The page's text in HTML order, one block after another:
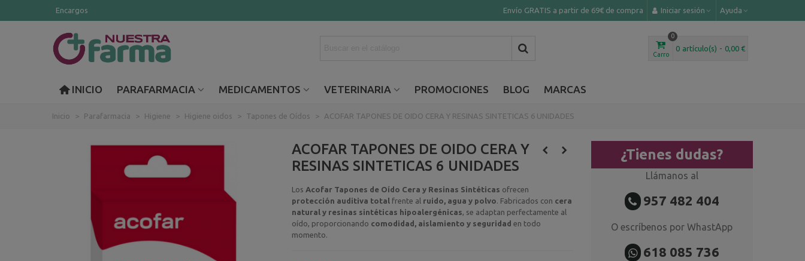
Encargos Envío GRATIS a partir de 69€ de compra Iniciar sesión Ayuda
Carro
0
0 artículo(s) - 0,00 €
INICIO PARAFARMACIA MEDICAMENTOS VETERINARIA PROMOCIONES BLOG MARCAS
Inicio > Parafarmacia > Higiene > Higiene oidos > Tapones de Oídos > ACOFAR TAPONES DE OIDO CERA Y RESINAS SINTETICAS 6 UNIDADES
ACOFAR TAPONES DE OIDO CERA Y
RESINAS SINTETICAS 6 UNIDADES
Los Acofar Tapones de Oído Cera y Resinas Sintéticas ofrecen
protección auditiva totalfrente al ruido, agua y polvo. Fabricados con cera
natural y resinas sintéticas hipoalergénicas, se adaptan perfectamente al
oído, proporcionando comodidad, aislamiento y seguridad en todo
momento.
¿Tienes dudas?
Llámanos al
957 482 404
O escríbenos por WhastApp
618 085 736